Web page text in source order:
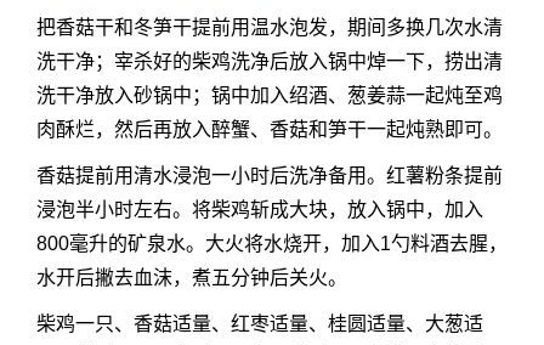
把香菇干和冬笋干提前用温水泡发，期间多换几次水清
洗干净；宰杀好的柴鸡洗净后放入锅中焯一下，捞出清
洗干净放入砂锅中；锅中加入绍酒、葱姜蒜一起炖至鸡
肉酥烂，然后再放入醉蟹、香菇和笋干一起炖熟即可。
香菇提前用清水浸泡一小时后洗净备用。红薯粉条提前
浸泡半小时左右。将柴鸡斩成大块，放入锅中，加入
800毫升的矿泉水。大火将水烧开，加入1勺料酒去腥，
水开后撇去血沫，煮五分钟后关火。
柴鸡一只、香菇适量、红枣适量、桂圆适量、大葱适